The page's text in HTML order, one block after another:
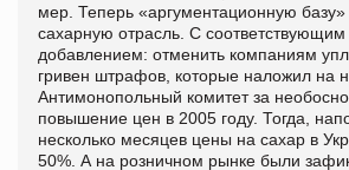
мер. Теперь «аргументационную
сахарную отрасль. С
добавлением: отменить компаниям
гривен штрафов, которые наложил на
Антимонопольный комитет за
повышение цен в 2005 году. Тогда,
несколько месяцев цены на сахар в
50%. А на розничном рынке были